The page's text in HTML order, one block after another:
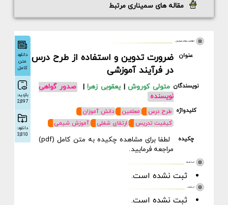
مقاله های سمیناری مرتبط
متن
بازدید:
اطلاعات مقاله همایش
عنوان
ضرورت تدوین و استفاده از طرح درس
در فرآیند آموزشی
نویسندگان متولی کوروش|یعقوبی زهرا | صدور گواهی
نویسنده
کلیدواژه طرح درس معلمین
دانش آموزان
کیفیت تدریس
ارتقای شغلی
آموزش شیمی
چکیده
لطفا برای مشاهده چکیده به متن کامل (pdf)
مراجعه فرمایید.
استنادها
ثبت نشده است.
ارجاعات
ثبت نشده است.